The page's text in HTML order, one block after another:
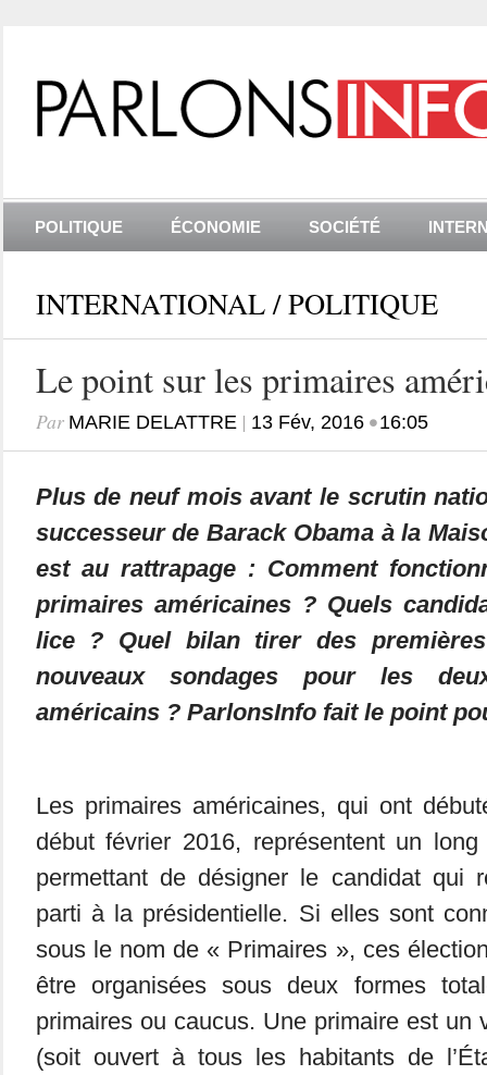
POLITIQUE ÉCONOMIE SOCIÉTÉ
INTERNATIONAL / POLITIQUE
Le point sur les primaires
Par MARIE DELATTRE| 13 Fév, 2016•16:05
Plus de neuf mois avant le scrutin
successeur de Barack Obama à la
est au rattrapage : Comment
primaires américaines ? Quels
lice ? Quel bilan tirer des
nouveaux sondages pour les
américains ? ParlonsInfo fait le point
Les primaires américaines, qui ont
début février 2016, représentent un
permettant de désigner le candidat qui
parti à la présidentielle. Si elles sont
sous le nom de « Primaires », ces
être organisées sous deux formes
primaires ou caucus. Une primaire est un
(soit ouvert à tous les habitants de